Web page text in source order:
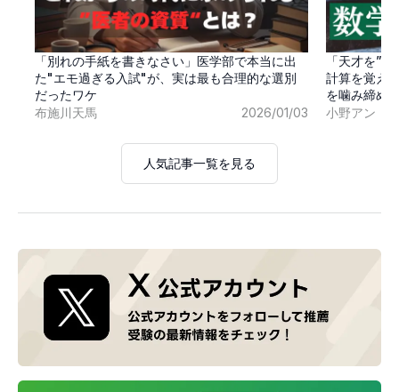
「別れの手紙を書きなさい」医学部で本当に出
た"エモ過ぎる入試"が、実は最も合理的な選別
だったワケ
布施川天馬
2026/01/03
「天才を”
計算を覚え
を噛み締め
小野アン
人気記事一覧を見る